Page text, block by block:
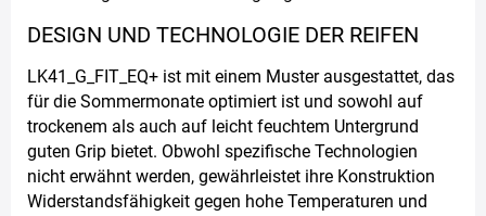
DESIGN UND TECHNOLOGIE DER REIFEN
LK41_G_FIT_EQ+ ist mit einem Muster ausgestattet, das
für die Sommermonate optimiert ist und sowohl auf
trockenem als auch auf leicht feuchtem Untergrund
guten Grip bietet. Obwohl spezifische Technologien
nicht erwähnt werden, gewährleistet ihre Konstruktion
Widerstandsfähigkeit gegen hohe Temperaturen und